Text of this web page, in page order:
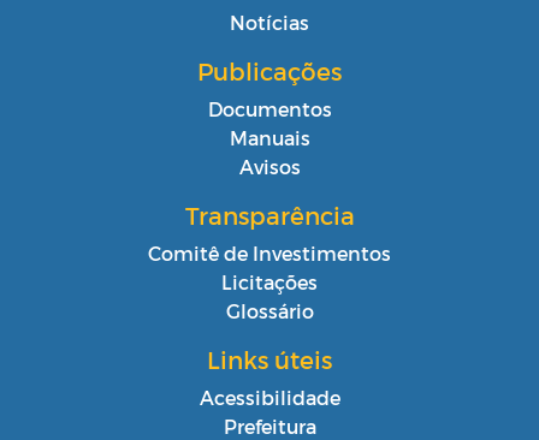
Notícias
Publicações
Documentos
Manuais
Avisos
Transparência
Comitê de Investimentos
Licitações
Glossário
Links úteis
Acessibilidade
Prefeitura